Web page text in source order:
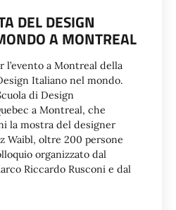
DEL DESIGN
A MONTREAL
l’evento a Montreal della
Italiano nel mondo.
di Design
a Montreal, che
la mostra del designer
Waibl, oltre 200 persone
organizzato dal
Riccardo Rusconi e dal